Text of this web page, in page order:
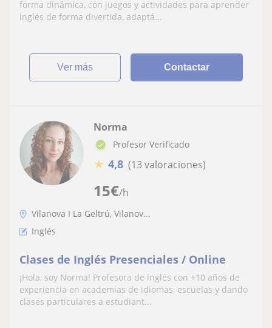
dinámica
forma dinámica, con juegos y actividades para aprender
inglés de forma divertida, adaptá...
ver más Contactar
15€/h
Norma
Profesor Verificado
★ 4,8 (13 valoraciones)
Vilanova I La Geltrú, Vilanov...
Inglés
Clases de Inglés Presenciales / Online
¡Hola, soy Norma! Profesora de inglés con +10 años de
experiencia en academias de idiomas, escuelas y dando
clases particulares a estudiant...